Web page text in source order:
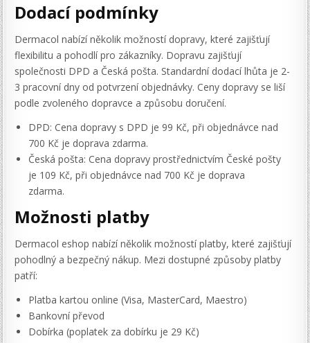
Dodací podmínky
Dermacol nabízí několik možností dopravy, které zajišťují
flexibilitu a pohodlí pro zákazníky. Dopravu zajišťují
společnosti DPD a Česká pošta. Standardní dodací lhůta je 2-
3 pracovní dny od potvrzení objednávky. Ceny dopravy se liší
podle zvoleného dopravce a způsobu doručení.
DPD: Cena dopravy s DPD je 99 Kč, při objednávce nad
700 Kč je doprava zdarma.
Česká pošta: Cena dopravy prostřednictvím České pošty
je 109 Kč, při objednávce nad 700 Kč je doprava
zdarma.
Možnosti platby
Dermacol eshop nabízí několik možností platby, které zajišťují
pohodlný a bezpečný nákup. Mezi dostupné způsoby platby
patří:
Platba kartou online (Visa, MasterCard, Maestro)
Bankovní převod
Dobírka (poplatek za dobírku je 29 Kč)